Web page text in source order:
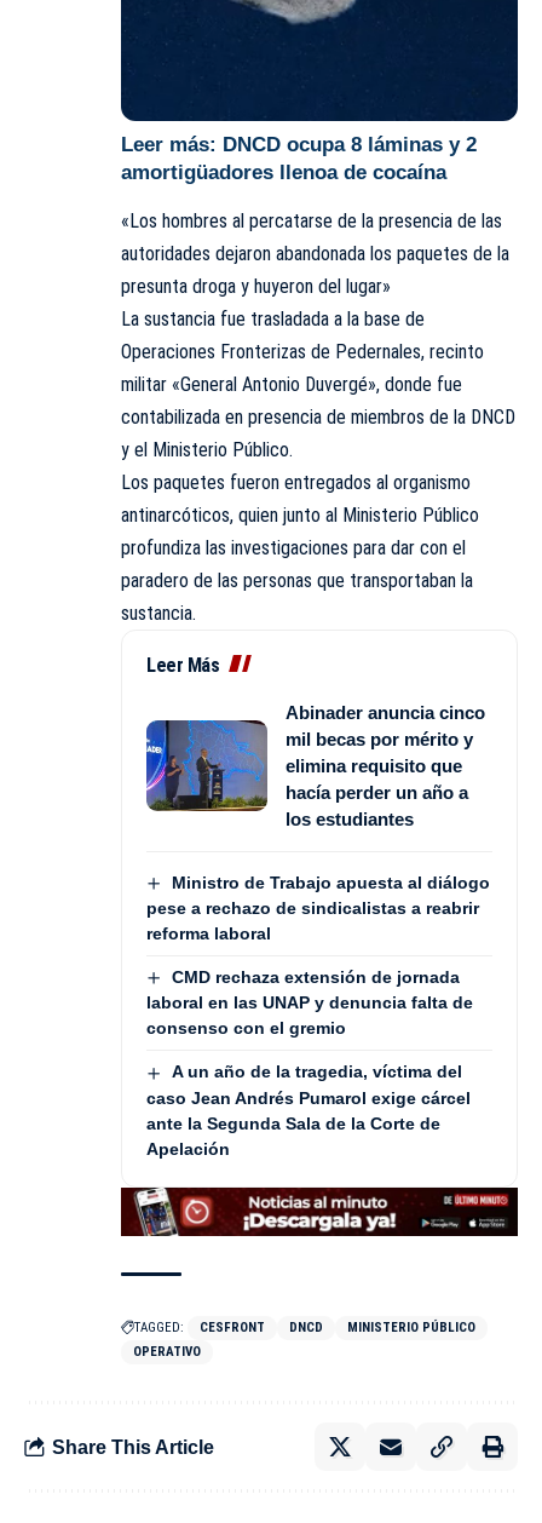
Leer más: DNCD ocupa 8 láminas y 2
amortigüadores llenoa de cocaína
«Los hombres al percatarse de la presencia de las
autoridades dejaron abandonada los paquetes de la
presunta droga y huyeron del lugar»
La sustancia fue trasladada a la base de
Operaciones Fronterizas de Pedernales, recinto
militar «General Antonio Duvergé», donde fue
contabilizada en presencia de miembros de la DNCD
y el Ministerio Público.
Los paquetes fueron entregados al organismo
antinarcóticos, quien junto al Ministerio Público
profundiza las investigaciones para dar con el
paradero de las personas que transportaban la
sustancia.
Leer Más
Abinader anuncia cinco
mil becas por mérito y
elimina requisito que
hacía perder un año a
los estudiantes
Ministro de Trabajo apuesta al diálogo
pese a rechazo de sindicalistas a reabrir
reforma laboral
CMD rechaza extensión de jornada
laboral en las UNAP y denuncia falta de
consenso con el gremio
A un año de la tragedia, víctima del
caso Jean Andrés Pumarol exige cárcel
ante la Segunda Sala de la Corte de
Apelación
TAGGED: CESFRONT DNCD
MINISTERIO PÚBLICO
OPERATIVO
Share This Article